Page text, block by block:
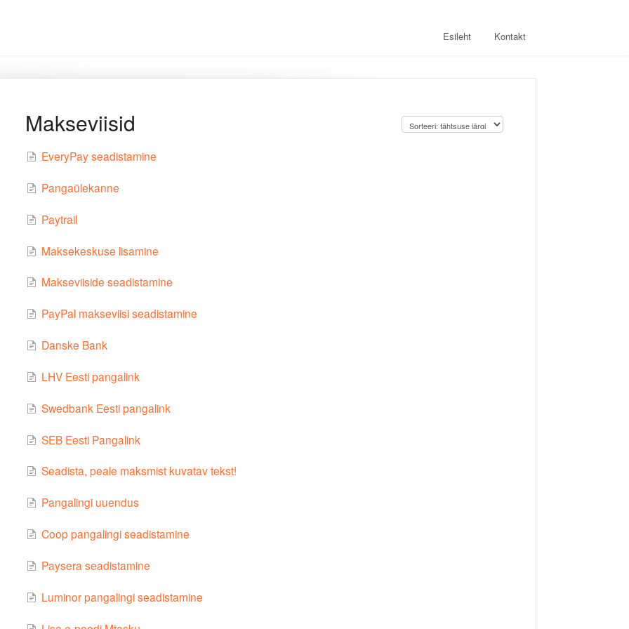
Esileht Kontakt
Makseviisid
EveryPay seadistamine
Pangaülekanne
Paytrail
Maksekeskuse lisamine
Makseviiside seadistamine
PayPal makseviisi seadistamine
Danske Bank
LHV Eesti pangalink
Swedbank Eesti pangalink
SEB Eesti Pangalink
Seadista, peale maksmist kuvatav tekst!
Pangalingi uuendus
Coop pangalingi seadistamine
Paysera seadistamine
Luminor pangalingi seadistamine